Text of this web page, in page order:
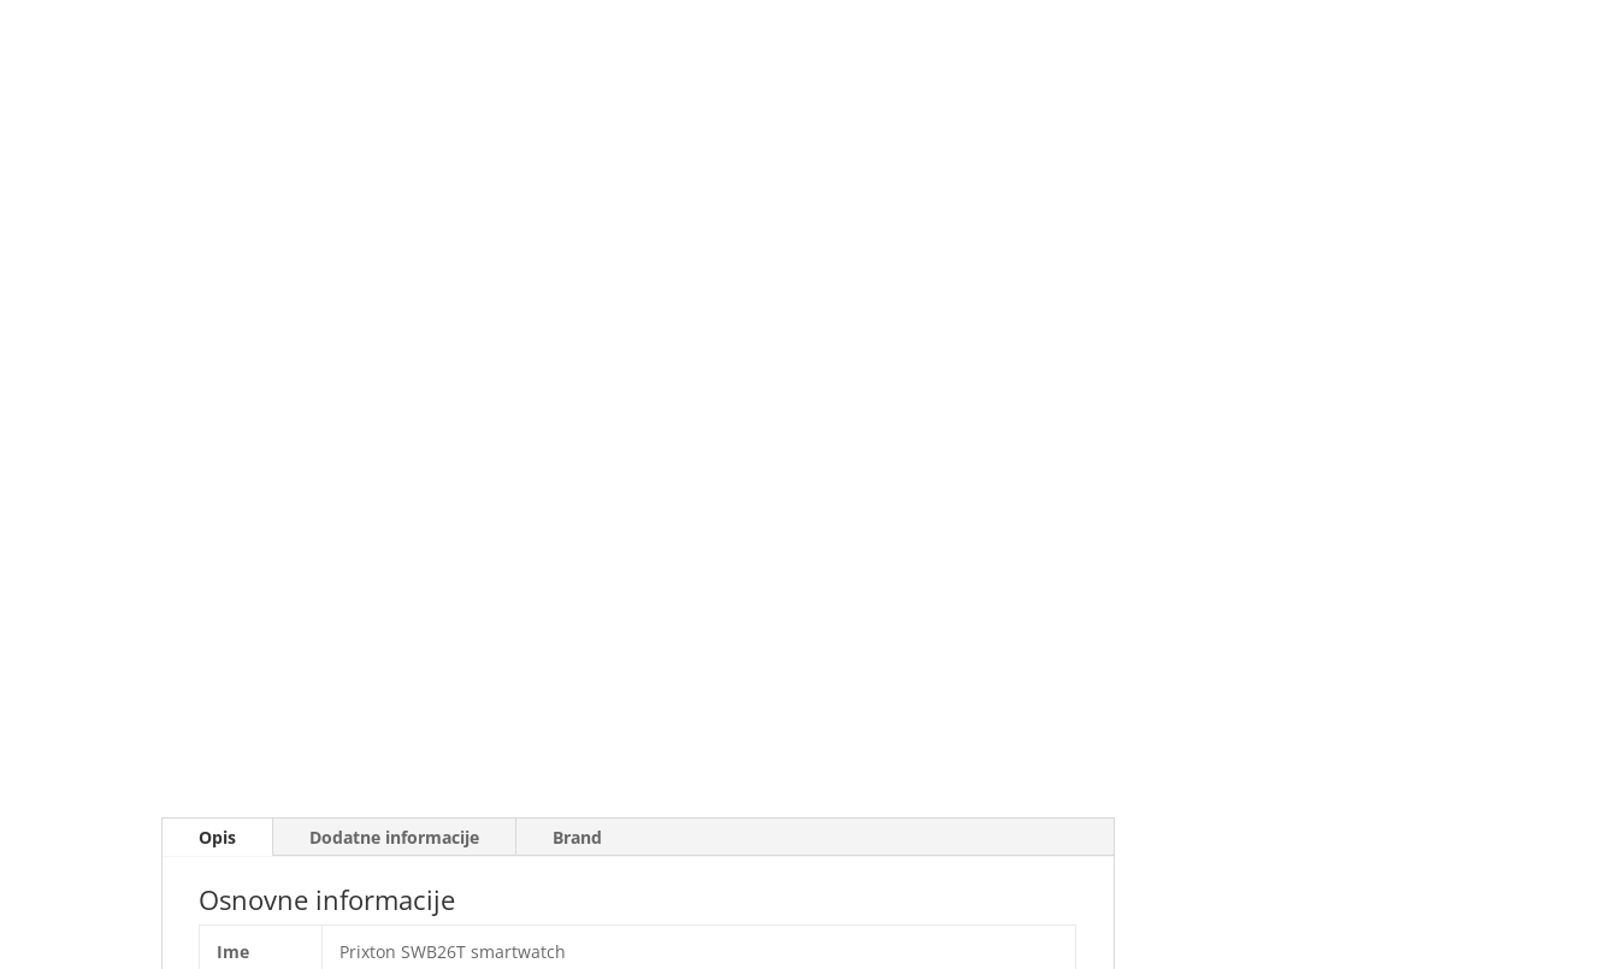
Opis Dodatne informacije Brand
Osnovne informacije
Ime
Prixton SWB26T smartwatch